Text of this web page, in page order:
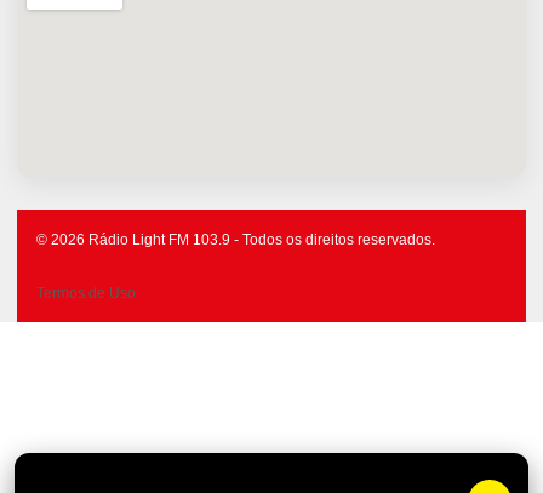
© 2026 Rádio Light FM 103.9 - Todos os direitos reservados.
Termos de Uso